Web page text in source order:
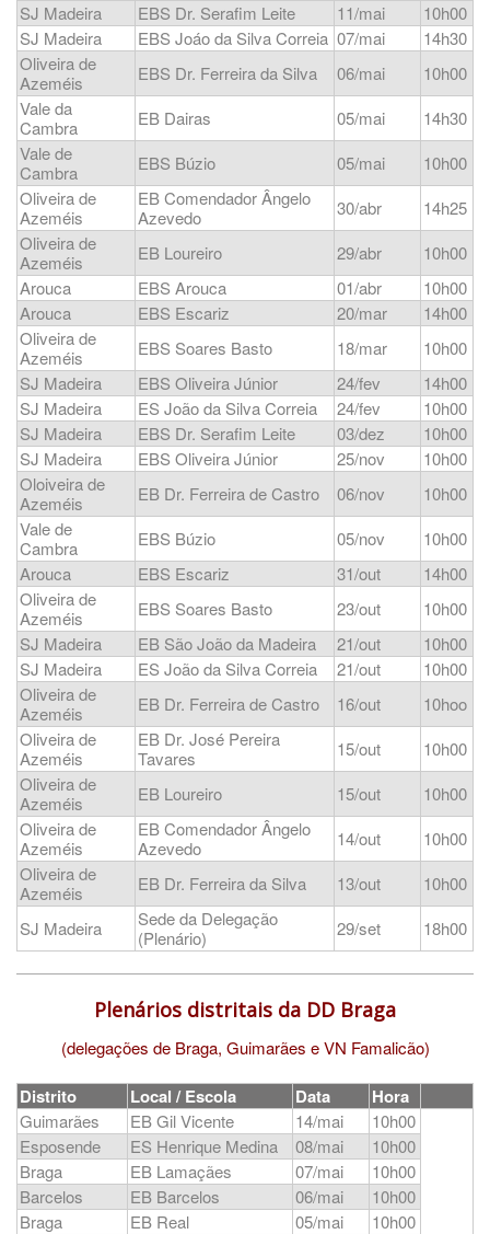
SJ Madeira
EBS Dr. Serafim Leite 11/mai
10h00
SJ Madeira
EBS Joáo da Silva Correia 07/mai
14h30
Oliveira de
Azeméis
EBS Dr. Ferreira da Silva 06/mai
10h00
Vale da
Cambra
EB Dairas 05/mai
14h30
Vale de
Cambra
EBS Búzio 05/mai
10h00
Oliveira de
Azeméis
EB Comendador Ângelo
Azevedo
30/abr
14h25
Oliveira de
Azeméis
EB Loureiro 29/abr
10h00
Arouca
EBS Arouca 01/abr
10h00
Arouca
EBS Escariz 20/mar
14h00
Oliveira de
Azeméis
EBS Soares Basto 18/mar
10h00
SJ Madeira
EBS Oliveira Júnior 24/fev
14h00
SJ Madeira
ES João da Silva Correia 24/fev
10h00
SJ Madeira
EBS Dr. Serafim Leite 03/dez
10h00
SJ Madeira
EBS Oliveira Júnior 25/nov
10h00
Oloiveira de
Azeméis
EB Dr. Ferreira de Castro 06/nov
10h00
Vale de
Cambra
EBS Búzio 05/nov
10h00
Arouca
EBS Escariz 31/out
14h00
Oliveira de
Azeméis
EBS Soares Basto 23/out
10h00
SJ Madeira
EB São João da Madeira 21/out
10h00
SJ Madeira
ES João da Silva Correia 21/out
10h00
Oliveira de
Azeméis
EB Dr. Ferreira de Castro 16/out
10hoo
Oliveira de
Azeméis
EB Dr. José Pereira
Tavares
15/out
10h00
Oliveira de
Azeméis
EB Loureiro 15/out
10h00
Oliveira de
Azeméis
EB Comendador Ângelo
Azevedo
14/out
10h00
Oliveira de
Azeméis
EB Dr. Ferreira da Silva 13/out
10h00
SJ Madeira
Sede da Delegação
(Plenário)
29/set 18h00
Plenários distritais da DD Braga
(delegações de Braga, Guimarães e VN Famalicão)
Distrito Local / Escola Data Hora
Guimarães EB Gil Vicente 14/mai 10h00
Esposende ES Henrique Medina 08/mai
10h00
Braga
EB Lamaçães 07/mai
10h00
Barcelos
EB Barcelos 06/mai
10h00
Braga
EB Real 05/mai
10h00